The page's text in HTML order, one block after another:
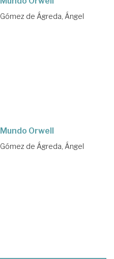
Gómez de Ágreda, Ángel
Mundo Orwell
Gómez de Ágreda, Ángel